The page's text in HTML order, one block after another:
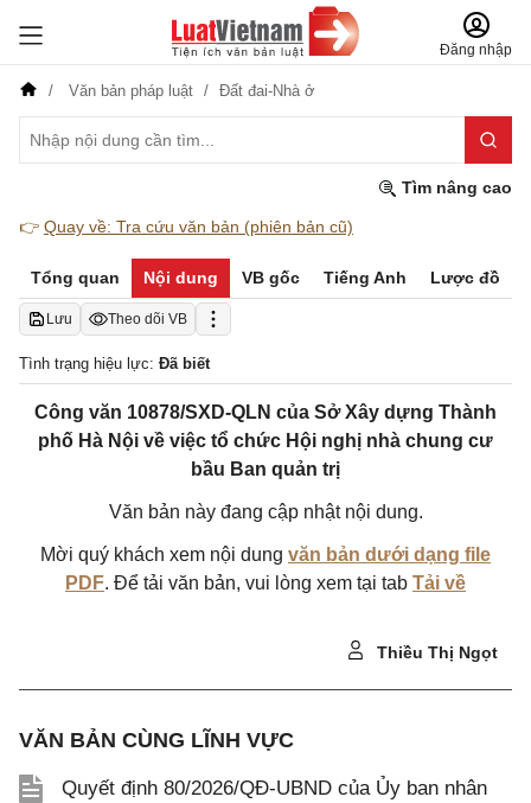
Đăng nhập
Văn bản pháp luật Đất đai-Nhà ở
Tìm nâng cao
👉 Quay về: Tra cứu văn bản (phiên bản cũ)
Tổng quan Nội dung VB gốc Tiếng Anh Lược đồ
Lưu Theo dõi VB
Tình trạng hiệu lực: Đã biết
Công văn 10878/SXD-QLN của Sở Xây dựng Thành
phố Hà Nội về việc tổ chức Hội nghị nhà chung cư
bầu Ban quản trị
Văn bản này đang cập nhật nội dung.
Mời quý khách xem nội dung văn bản dưới dạng file
PDF. Để tải văn bản, vui lòng xem tại tab Tải về
Thiều Thị Ngọt
VĂN BẢN CÙNG LĨNH VỰC
Quyết định 80/2026/QĐ-UBND của Ủy ban nhân